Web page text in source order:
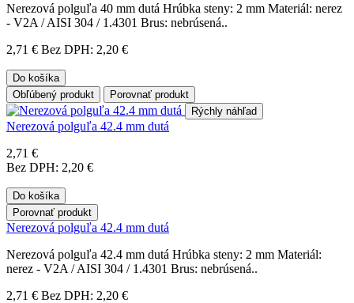
Nerezová polguľa 40 mm dutá Hrúbka steny: 2 mm Materiál: nerez
- V2A / AISI 304 / 1.4301 Brus: nebrúsená..
2,71 € Bez DPH: 2,20 €
Do košíka
Obľúbený produkt
Porovnať produkt
Rýchly náhľad
Nerezová polguľa 42.4 mm dutá
2,71 €
Bez DPH: 2,20 €
Do košíka
Porovnať produkt
Nerezová polguľa 42.4 mm dutá
Nerezová polguľa 42.4 mm dutá Hrúbka steny: 2 mm Materiál:
nerez - V2A / AISI 304 / 1.4301 Brus: nebrúsená..
2,71 € Bez DPH: 2,20 €